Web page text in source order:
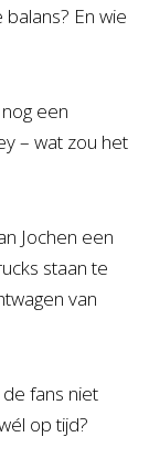
En wie
een
– wat zou het
Jochen een
staan te
van
fans niet
op tijd?